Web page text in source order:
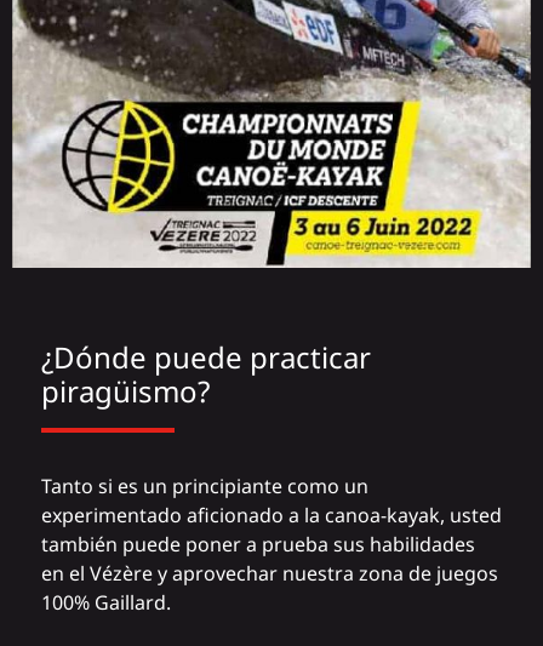
¿Dónde puede practicar
piragüismo?
Tanto si es un principiante como un
experimentado aficionado a la canoa-kayak, usted
también puede poner a prueba sus habilidades
en el Vézère y aprovechar nuestra zona de juegos
100% Gaillard.